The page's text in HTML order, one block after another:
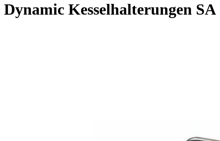
Dynamic Kesselhalterungen SA